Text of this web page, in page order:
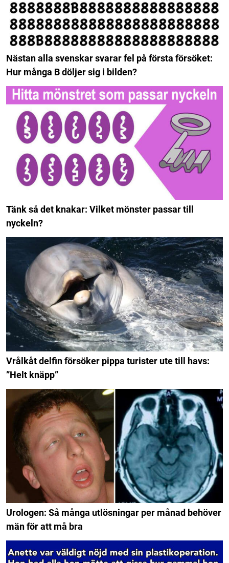
Nästan alla svenskar svarar fel på första försöket:
Hur många B döljer sig i bilden?
Tänk så det knakar: Vilket mönster passar till
nyckeln?
Vrålkåt delfin försöker pippa turister ute till havs:
”Helt knäpp”
Urologen: Så många utlösningar per månad behöver
män för att må bra